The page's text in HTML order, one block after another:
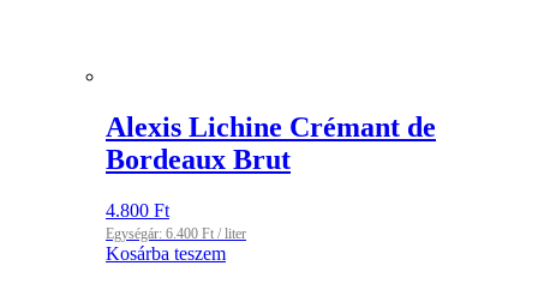
Alexis Lichine Crémant de
Bordeaux Brut
4.800 Ft
Egységár: 6.400 Ft / liter
Kosárba teszem